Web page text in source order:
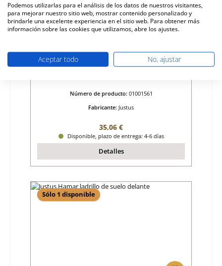
Justus Hamar ladrillo de suelo a la
Número de producto: 01001561
Fabricante: Justus
Precio normal:
35,06 €
Disponible, plazo de entrega: 4-6 días
Detalles
Sólo 1 disponible
Podemos utilizarlas para el análisis de los datos de nuestros visitantes,
para mejorar nuestro sitio web, mostrar contenido personalizado y
brindarle una excelente experiencia en el sitio web. Para obtener más
información sobre las cookies que utilizamos, abre los ajustes.
Aceptar todo No, ajustar